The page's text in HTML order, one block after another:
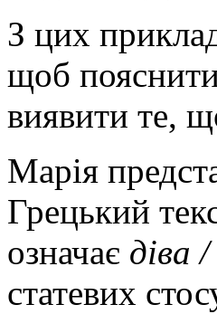
З цих
щоб
виявити те,
Марія
Грецький
означає діва
статевих